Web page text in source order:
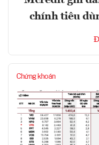
chính tiêu
Chứng khoán